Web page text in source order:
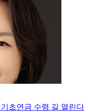
초연금 수령 길 열린다